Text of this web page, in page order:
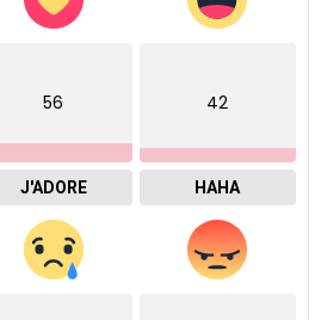
56
J'ADORE
42
HAHA